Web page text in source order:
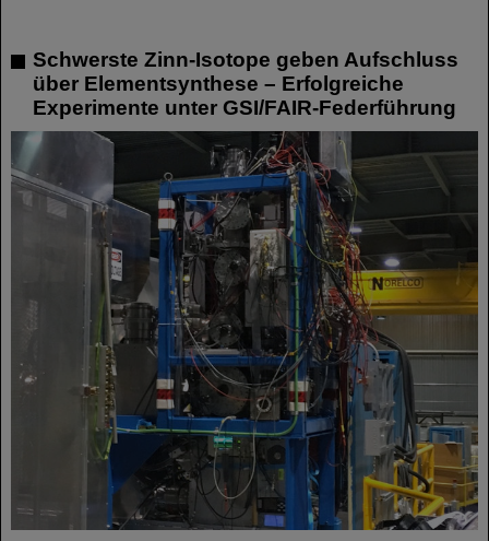
Schwerste Zinn-Isotope geben Aufschluss
über Elementsynthese – Erfolgreiche
Experimente unter GSI/FAIR-Federführung